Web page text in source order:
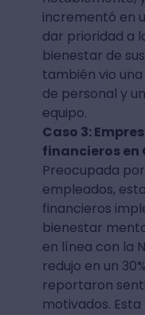
incrementó en
dar prioridad a
bienestar de
también vio
de personal y
equipo.
Caso 3:
financieros
Preocupada
empleados,
financieros
bienestar
en línea con la
redujo en un
reportaron
motivados.